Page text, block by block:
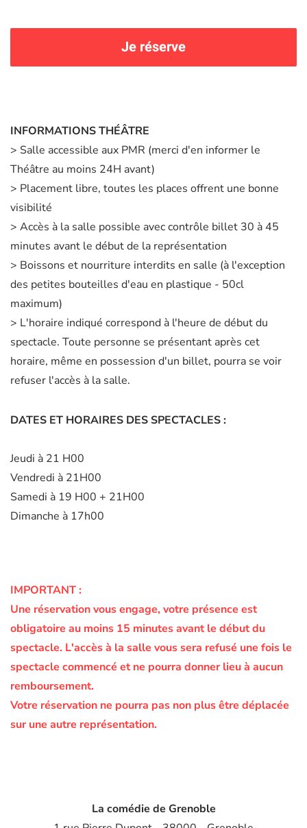
Je réserve
INFORMATIONS THÉÂTRE
> Salle accessible aux PMR (merci d'en informer le
Théâtre au moins 24H avant)
> Placement libre, toutes les places offrent une bonne
visibilité
> Accès à la salle possible avec contrôle billet 30 à 45
minutes avant le début de la représentation
> Boissons et nourriture interdits en salle (à l'exception
des petites bouteilles d'eau en plastique - 50cl
maximum)
> L'horaire indiqué correspond à l'heure de début du
spectacle. Toute personne se présentant après cet
horaire, même en possession d'un billet, pourra se voir
refuser l'accès à la salle.
DATES ET HORAIRES DES SPECTACLES :
Jeudi à 21 H00
Vendredi à 21H00
Samedi à 19 H00 + 21H00
Dimanche à 17h00
IMPORTANT :
Une réservation vous engage, votre présence est
obligatoire au moins 15 minutes avant le début du
spectacle. L'accès à la salle vous sera refusé une fois le
spectacle commencé et ne pourra donner lieu à aucun
remboursement.
Votre réservation ne pourra pas non plus être déplacée
sur une autre représentation.
La comédie de Grenoble